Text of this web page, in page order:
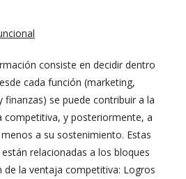
consiste en decidir dentro
cada función (marketing,
finanzas) se puede contribuir a la
competitiva, y posteriormente, a
a su sostenimiento. Estas
relacionadas a los bloques
de la ventaja competitiva: Logros